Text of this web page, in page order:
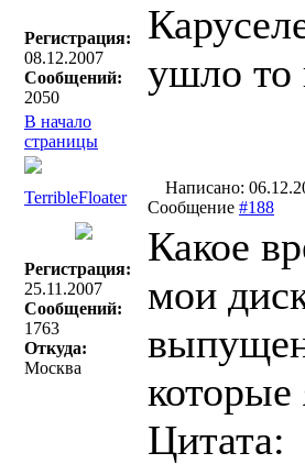
Регистрация:
08.12.2007
Сообщений:
2050
ушло то
В начало
страницы
TerribleFloater
Написано:
Сообщение #188
Регистрация:
25.11.2007
Сообщений:
1763
Откуда:
Москва
Какое
мои
Цитата: